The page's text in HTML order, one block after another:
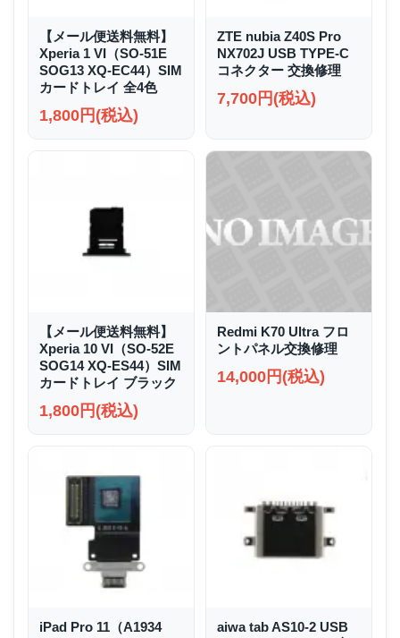
【メール便送料無料】
Xperia 1 VI（SO-51E
SOG13 XQ-EC44）SIM
カードトレイ 全4色
1,800円(税込)
ZTE nubia Z40S Pro
NX702J USB TYPE-C
コネクター 交換修理
7,700円(税込)
【メール便送料無料】
Xperia 10 VI（SO-52E
SOG14 XQ-ES44）SIM
カードトレイ ブラック
1,800円(税込)
Redmi K70 Ultra フロ
ントパネル交換修理
14,000円(税込)
iPad Pro 11（A1934
aiwa tab AS10-2 USB